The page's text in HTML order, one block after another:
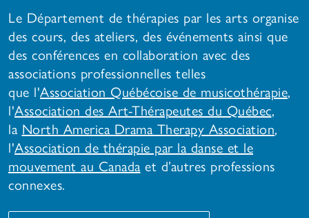
Le Département de thérapies par les arts organise
des cours, des ateliers, des événements ainsi que
des conférences en collaboration avec des
associations professionnelles telles
que l'Association Québécoise de musicothérapie,
l'Association des Art-Thérapeutes du Québec,
la North America Drama Therapy Association,
l'Association de thérapie par la danse et le
mouvement au Canadaet d’autres professions
connexes.